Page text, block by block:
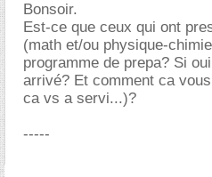
Bonsoir.
Est-ce que ceux qui ont
(math et/ou physique-
programme de prepa? Si
arrivé? Et comment ca
ca vs a servi...)?
-----